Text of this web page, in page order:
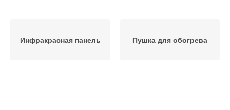
Инфракрасная панель Пушка для обогрева